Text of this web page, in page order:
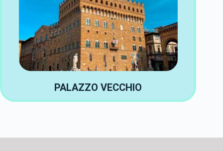
PALAZZO VECCHIO